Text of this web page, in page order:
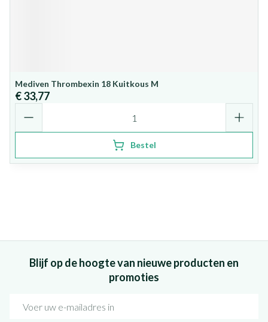
Mediven Thrombexin 18 Kuitkous M
€ 33,77
Bestel
Blijf op de hoogte van nieuwe producten en
promoties